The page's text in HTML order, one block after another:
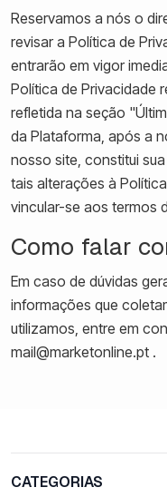
Reservamos a nós o
revisar a Política de
entrarão em vigor
Política de Privacidade
refletida na seção
da Plataforma, após a
nosso site, constitui
tais alterações à
vincular-se aos termos
Como falar
Em caso de dúvidas
informações que
utilizamos, entre em
mail@marketonline.pt .
CATEGORIAS